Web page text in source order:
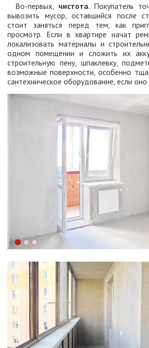
Во-первых, чистота. Покупатель
вывозить мусор, оставшийся после
стоит заняться перед тем, как
просмотр. Если в квартире начат
локализовать материалы и
одном помещении и сложить их
строительную пену, шпаклевку,
возможные поверхности, особенно
сантехническое оборудование, если